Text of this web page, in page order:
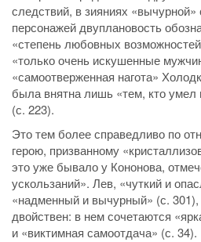
следствий, в зияниях
персонажей двуплановость
«степень любовных
«только очень искушенные
«самоотверженная нагота»
была внятна лишь «тем, кто умел
(с. 223).
Это тем более справедливо по
герою, призванному
это уже бывало у Кононова,
ускользаний». Лев, «чуткий и
«надменный и вычурный» (с.
двойствен: в нем сочетаются
и «виктимная самоотдача» (с. 34).